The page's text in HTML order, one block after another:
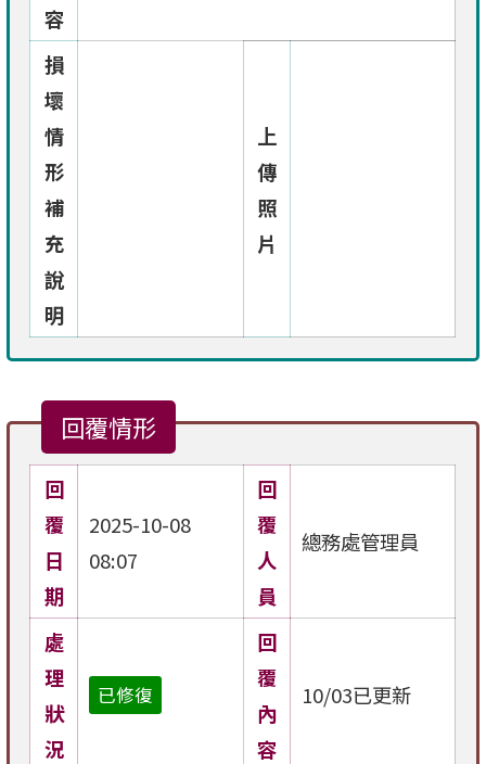
容
損
壞
情
形
補
充
說
明
上
傳
照
片
回覆情形
回
覆
日
期
2025-10-08
08:07
回
覆
人
員
總務處管理員
處
理
狀
況
已修復
回
覆
內
容
10/03已更新